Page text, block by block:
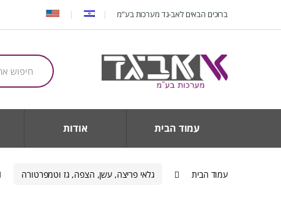
ברוכים הבאים לאב-גד מערכות בע”מ
חיפוש
עבור:
עמוד הבית אודות
עמוד הבית גלאי פריצה, עשן, הצפה, גז וטמפרטורה